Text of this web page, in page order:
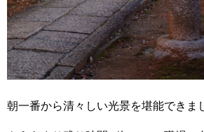
朝一番から清々しい光景を堪能できま